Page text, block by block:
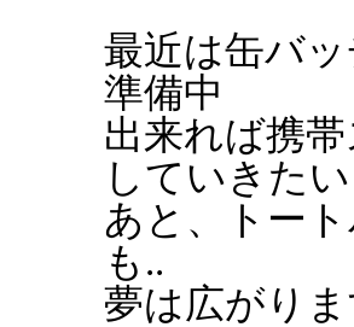
最近は缶バ
準備中
出来れば携
していきた
あと、トー
も..
夢は広がりま